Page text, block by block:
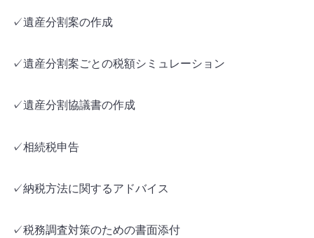
✓遺産分割案の作成
✓遺産分割案ごとの税額シミュレーション
✓遺産分割協議書の作成
✓相続税申告
✓納税方法に関するアドバイス
✓税務調査対策のための書面添付